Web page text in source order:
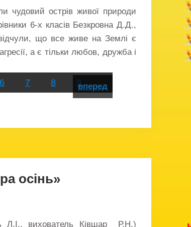
чудовий острів живої природи
6-х класів Безкровна Д.Д.,
що все живе на Землі є
а є тільки любов, дружба і
вперед
6 7 8 9
осінь»
Л.І., вихователь Ківшар Р.Н.)